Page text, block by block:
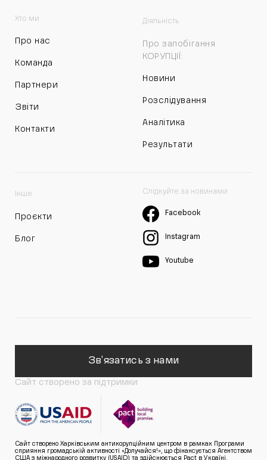
Хто ми
Про нас
Команда
Партнери
Звіти
Контакти
Діяльність
Про запобігання
КОРУПЦІЇ:
Новини
Розслідування
Аналітика
Результати
Інше
Проєкти
Блог
Слідкуйте за новинами
Facebook
Instagram
Youtube
Зв'язатись з нами
Сайт створено за підтримки
Сайт створено Харківським антикорупційним центром в рамках Програми
сприяння громадській активності «Долучайся!», що фінансується Агентством
США з міжнародного розвитку (USAID) та здійснюється Pact в Україні.